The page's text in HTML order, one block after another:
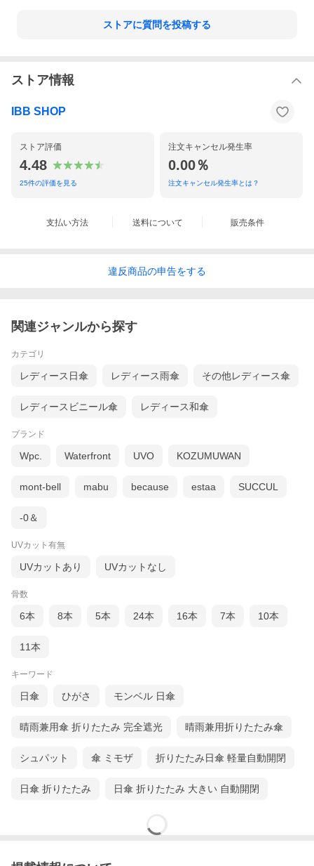
ストアに質問を投稿する
ストア情報
IBB SHOP
ストア評価
4.48
25件の評価を見る
注文キャンセル発生率
0.00％
注文キャンセル発生率とは？
支払い方法 送料について 販売条件
違反商品の申告をする
関連ジャンルから探す
カテゴリ
レディース日傘 レディース雨傘 その他レディース傘
レディースビニール傘 レディース和傘
ブランド
Wpc. Waterfront UVO KOZUMUWAN
mont-bell mabu because estaa SUCCUL
-0＆
UVカット有無
UVカットあり UVカットなし
骨数
6本 8本 5本 24本 16本 7本 10本
11本
キーワード
日傘 ひがさ モンベル 日傘
晴雨兼用傘 折りたたみ 完全遮光 晴雨兼用折りたたみ傘
シュパット 傘 ミモザ 折りたたみ日傘 軽量自動開閉
日傘 折りたたみ 日傘 折りたたみ 大きい 自動開閉